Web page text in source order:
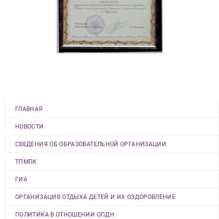
ГЛАВНАЯ
НОВОСТИ
СВЕДЕНИЯ ОБ ОБРАЗОВАТЕЛЬНОЙ ОРГАНИЗАЦИИ
ТПМПК
ГИА
ОРГАНИЗАЦИЯ ОТДЫХА ДЕТЕЙ И ИХ ОЗДОРОВЛЕНИЕ
ПОЛИТИКА В ОТНОШЕНИИ ОПДН